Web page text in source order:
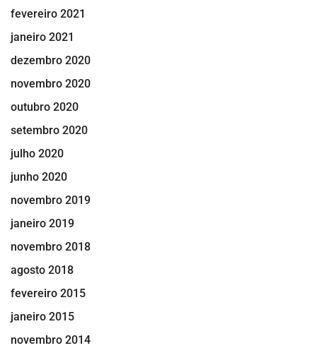
fevereiro 2021
janeiro 2021
dezembro 2020
novembro 2020
outubro 2020
setembro 2020
julho 2020
junho 2020
novembro 2019
janeiro 2019
novembro 2018
agosto 2018
fevereiro 2015
janeiro 2015
novembro 2014